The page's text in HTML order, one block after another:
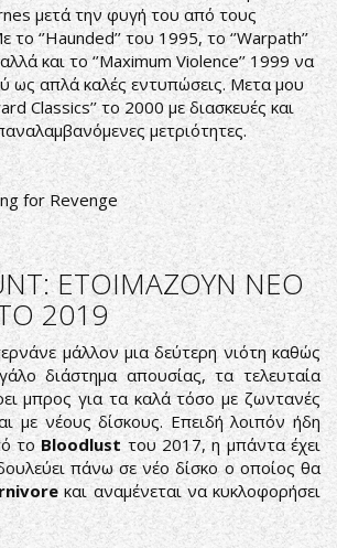
μετά την φυγή του από τους
‘’Haunded’’ του 1995, το ‘’Warpath’’
και το ‘’Maximum Violence’’ 1999 να
ως απλά καλές εντυπώσεις. Μετα μου
Classics’’ το 2000 με διασκευές και
μετριότητες.
for Revenge
ETOIMAZOYN NEO
2019
μάλλον μια δεύτερη νιότη καθώς
διάστημα απουσίας, τα τελευταία
μπρος για τα καλά τόσο με ζωντανές
με νέους δίσκους. Επειδή λοιπόν ήδη
τοBloodlust του 2017, η μπάντα έχει
πάνω σε νέο δίσκο ο οποίος θα
και αναμένεται να κυκλοφορήσει